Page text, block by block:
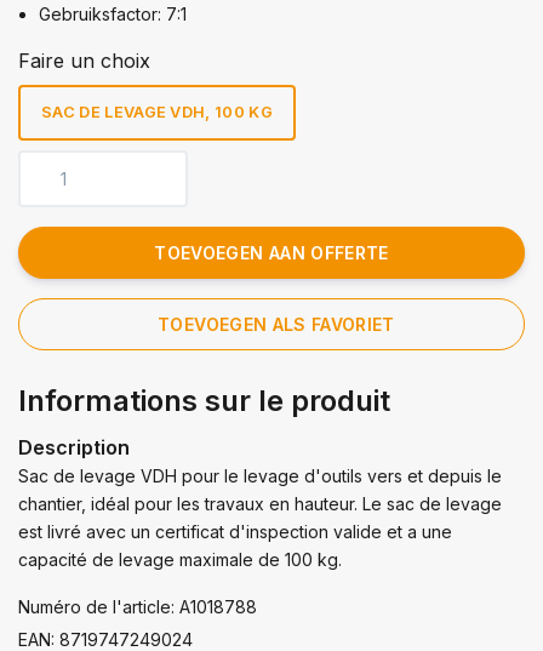
Gebruiksfactor: 7:1
Faire un choix
SAC DE LEVAGE VDH, 100 KG
TOEVOEGEN AAN OFFERTE
TOEVOEGEN ALS FAVORIET
Informations sur le produit
Description
Sac de levage VDH pour le levage d'outils vers et depuis le
chantier, idéal pour les travaux en hauteur. Le sac de levage
est livré avec un certificat d'inspection valide et a une
capacité de levage maximale de 100 kg.
Numéro de l'article: A1018788
EAN: 8719747249024